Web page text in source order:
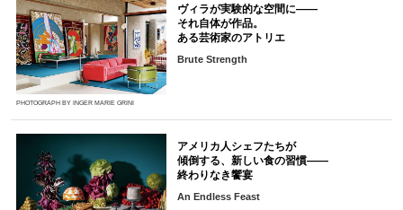
PHOTOGRAPH BY INGER MARIE GRINI
ヴィラが実験的な空間に――
それ自体が作品。
ある芸術家のアトリエ
Brute Strength
アメリカ人シェフたちが
傾倒する、新しい食の習慣――
終わりなき饗宴
An Endless Feast